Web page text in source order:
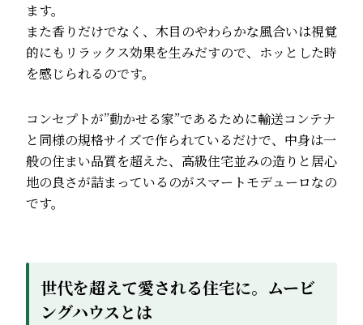
ます。
また香りだけでなく、木目のやわらかな風合いは視覚
的にもリラックス効果を生みだすので、ホッとした時
を感じられるのです。
コンセプトが”動かせる家”であるために輸送コンテナ
と同様の規格サイズで作られているだけで、中身は一
般の住まい品質を超えた、高級住宅並みの造りと居心
地の良さが詰まっているのがスマートモデューロなの
です。
世代を超えて愛される住宅に。ムービ
ングハウスとは